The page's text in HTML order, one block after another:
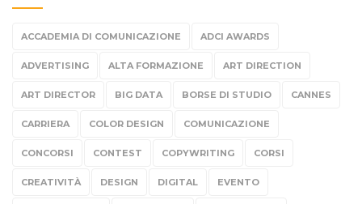
ACCADEMIA DI COMUNICAZIONE ADCI AWARDS
ADVERTISING ALTA FORMAZIONE ART DIRECTION
ART DIRECTOR BIG DATA BORSE DI STUDIO CANNES
CARRIERA COLOR DESIGN COMUNICAZIONE
CONCORSI CONTEST COPYWRITING CORSI
CREATIVITÀ DESIGN DIGITAL EVENTO